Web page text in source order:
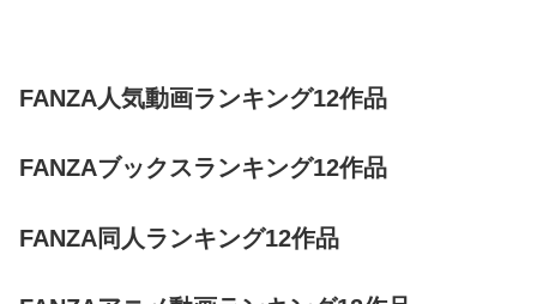
FANZA人気動画ランキング12作品
FANZAブックスランキング12作品
FANZA同人ランキング12作品